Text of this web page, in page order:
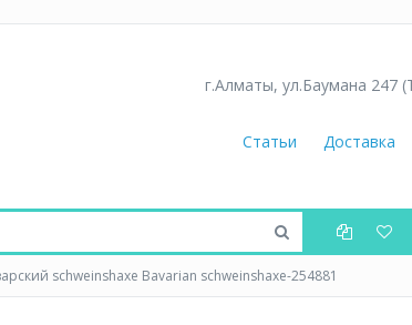
г.Алматы, ул.Баумана 247
Статьи Доставка
schweinshaxe Bavarian schweinshaxe-254881